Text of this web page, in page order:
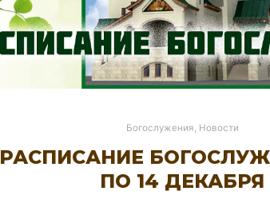
Богослужения, Новости
РАСПИСАНИЕ
ПО 14 ДЕКАБРЯ